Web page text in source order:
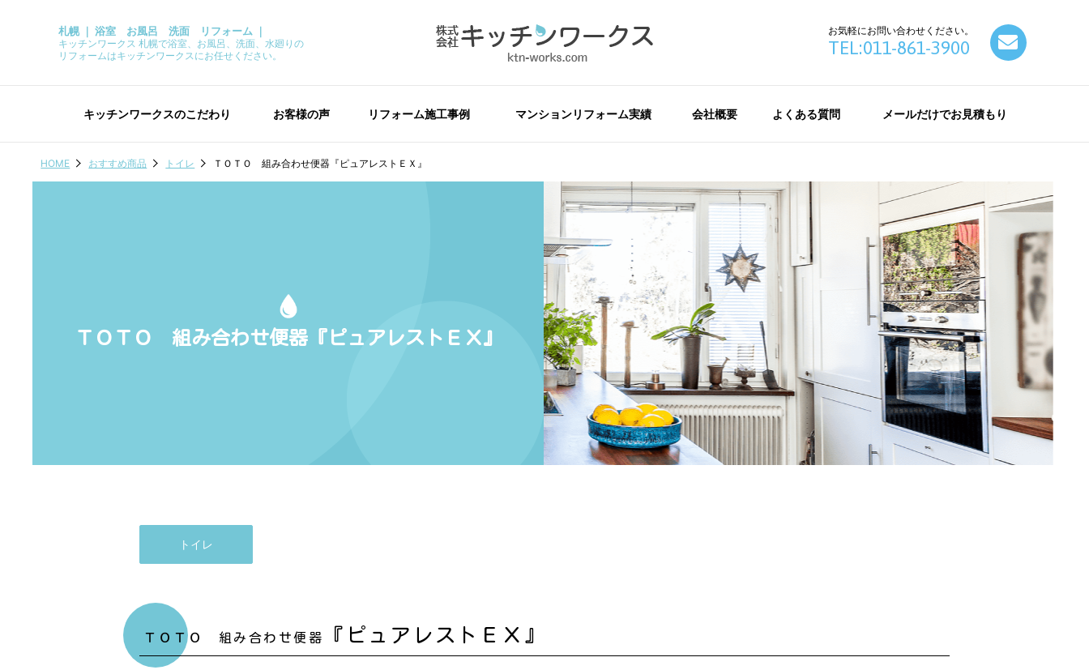
札幌 ｜ 浴室 お風呂 洗面 リフォーム ｜
キッチンワークス 札幌で浴室、お風呂、洗面、水廻りの
リフォームはキッチンワークスにお任せください。
お気軽にお問い合わせください。
TEL:011-861-3900
キッチンワークスのこだわり お客様の声 リフォーム施工事例 マンションリフォーム実績 会社概要 よくある質問 メールだけでお見積もり
HOME おすすめ商品 トイレ ＴＯＴＯ 組み合わせ便器『ピュアレストＥＸ』
ＴＯＴＯ 組み合わせ便器『ピュアレストＥＸ』
トイレ
ＴＯＴＯ 組み合わせ便器 『ピュアレストＥＸ』